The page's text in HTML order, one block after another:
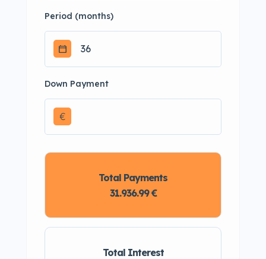
Period (months)
Down Payment
€
Total Interest
Total Payments
31.936.99 €